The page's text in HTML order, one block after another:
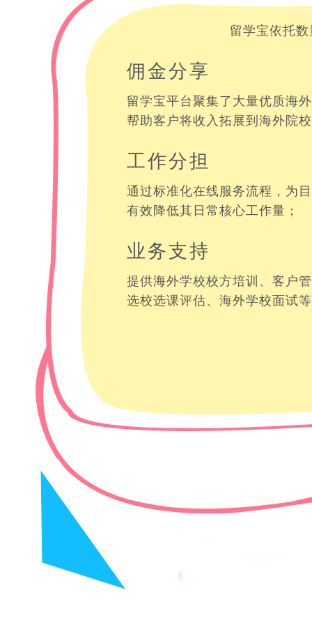
留学宝依托
佣金分享
留学宝平台聚集了大量优质海
帮助客户将收入拓展到海外院
工作分担
通过标准化在线服务流程，为
有效降低其日常核心工作量；
业务支持
提供海外学校校方培训、客户
选校选课评估、海外学校面试